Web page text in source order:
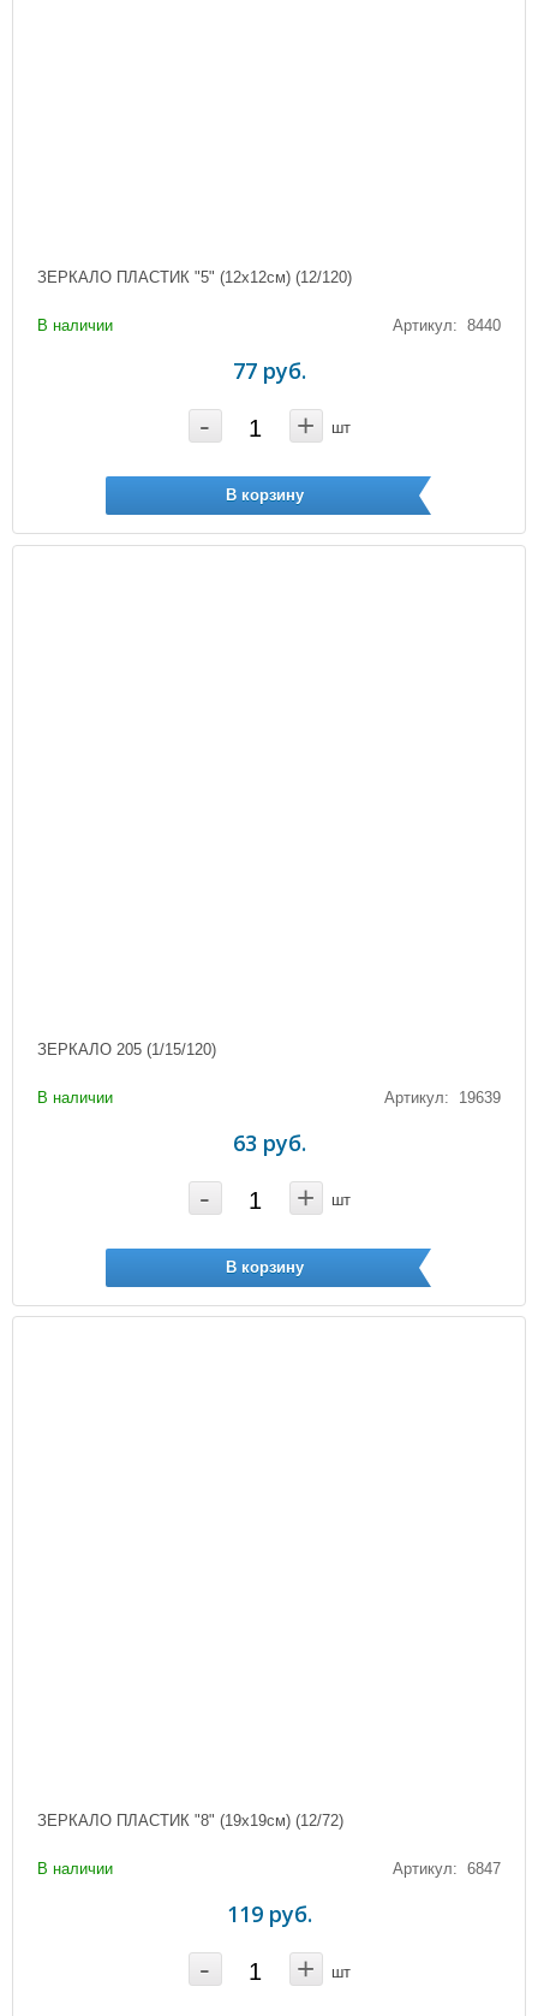
ЗЕРКАЛО ПЛАСТИК "5" (12х12см) (12/120)
В наличии Артикул: 8440
77 руб.
- + шт
В корзину
ЗЕРКАЛО 205 (1/15/120)
В наличии Артикул: 19639
63 руб.
- + шт
В корзину
ЗЕРКАЛО ПЛАСТИК "8" (19х19см) (12/72)
В наличии Артикул: 6847
119 руб.
- + шт